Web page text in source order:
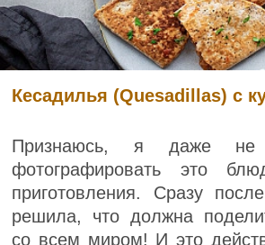
Кесадилья (Quesadillas) с
Признаюсь, я даже не
фотографировать это
приготовления. Сразу
решила, что должна
со всем миром! И это